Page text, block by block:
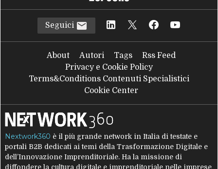
Seguici
About Autori Tags
Rss Feed
Privacy e Cookie Policy
Terms&Conditions Contenuti Specialistici
Cookie Center
Nextwork360 è il più grande network in Italia di testate e
portali B2B dedicati ai temi della Trasformazione Digitale e
dell’Innovazione Imprenditoriale. Ha la missione di
diffondere la cultura digitale e imprenditoriale nelle imprese